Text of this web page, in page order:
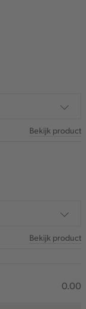
Bekijk product
Bekijk product
0.00